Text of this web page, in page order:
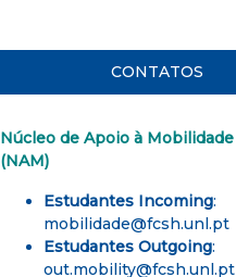
CONTATOS
Núcleo de Apoio à Mobilidade
(NAM)
Estudantes Incoming:
mobilidade@fcsh.unl.pt
Estudantes Outgoing:
out.mobility@fcsh.unl.pt